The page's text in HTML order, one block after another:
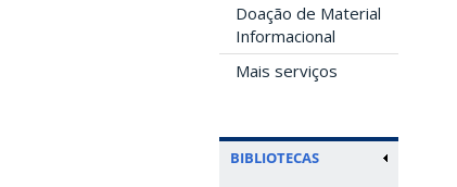
Doação de Material
Informacional
Mais serviços
BIBLIOTECAS